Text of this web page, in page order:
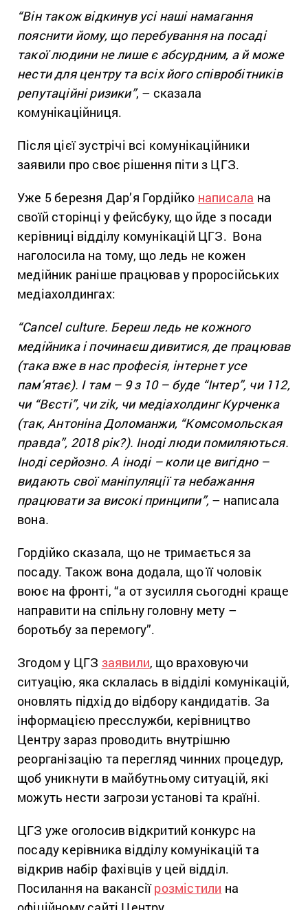
“Він також відкинув усі наші намагання
пояснити йому, що перебування на посаді
такої людини не лише є абсурдним, а й може
нести для центру та всіх його співробітників
репутаційні ризики”, – сказала
комунікаційниця.
Після цієї зустрічі всі комунікаційники
заявили про своє рішення піти з ЦГЗ.
Уже 5 березня Дар’я Гордійко написала на
своїй сторінці у фейсбуку, що йде з посади
керівниці відділу комунікацій ЦГЗ. Вона
наголосила на тому, що ледь не кожен
медійник раніше працював у проросійських
медіахолдингах:
“Cancel culture. Береш ледь не кожного
медійника і починаєш дивитися, де працював
(така вже в нас професія, інтернет усе
пам’ятає). І там – 9 з 10 – буде “Інтер”, чи 112,
чи “Вєсті”, чи zik, чи медіахолдинг Курченка
(так, Антоніна Доломанжи, “Комсомольская
правда”, 2018 рік?). Іноді люди помиляються.
Іноді серйозно. А іноді – коли це вигідно –
видають свої маніпуляції та небажання
працювати за високі принципи”, – написала
вона.
Гордійко сказала, що не тримається за
посаду. Також вона додала, що її чоловік
воює на фронті, “а от зусилля сьогодні краще
направити на спільну головну мету –
боротьбу за перемогу”.
Згодом у ЦГЗ заявили, що враховуючи
ситуацію, яка склалась в відділі комунікацій,
оновлять підхід до відбору кандидатів. За
інформацією пресслужби, керівництво
Центру зараз проводить внутрішню
реорганізацію та перегляд чинних процедур,
щоб уникнути в майбутньому ситуацій, які
можуть нести загрози установі та країні.
ЦГЗ уже оголосив відкритий конкурс на
посаду керівника відділу комунікацій та
відкрив набір фахівців у цей відділ.
Посилання на вакансіїрозмістили на